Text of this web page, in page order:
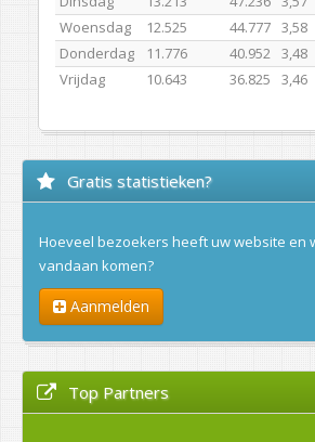
Woensdag
12.525 44.777 3,58
Donderdag
11.776 40.952
3,48
Vrijdag
10.643 36.825 3,46
Gratis statistieken?
Hoeveel bezoekers heeft uw website en
vandaan komen?
Aanmelden
Top Partners